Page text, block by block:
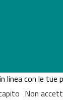
con le
Non